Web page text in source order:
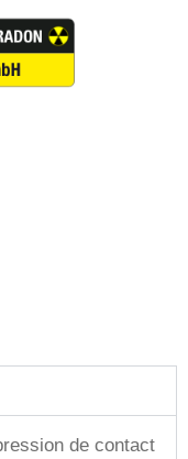
de contact